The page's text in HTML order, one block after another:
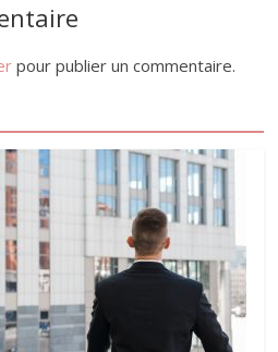
pour publier un commentaire.